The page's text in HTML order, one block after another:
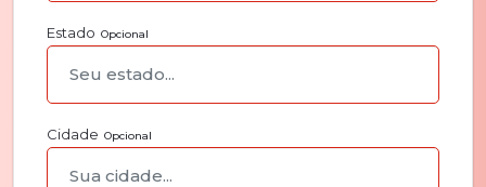
Estado Opcional
Cidade Opcional